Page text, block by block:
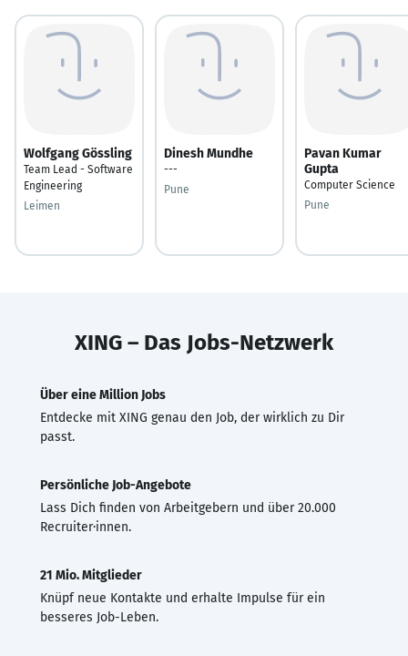
Wolfgang Gössling
Team Lead - Software
Engineering
Leimen
Dinesh Mundhe
---
Pune
Pavan Kumar
Gupta
Computer Science
Pune
XING – Das Jobs-Netzwerk
Über eine Million Jobs
Entdecke mit XING genau den Job, der wirklich zu Dir
passt.
Persönliche Job-Angebote
Lass Dich finden von Arbeitgebern und über 20.000
Recruiter·innen.
21 Mio. Mitglieder
Knüpf neue Kontakte und erhalte Impulse für ein
besseres Job-Leben.